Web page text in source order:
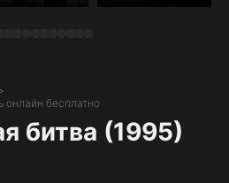
онлайн бесплатно
битва (1995)